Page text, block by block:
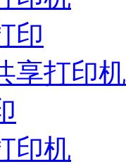
印
享打印机
印机